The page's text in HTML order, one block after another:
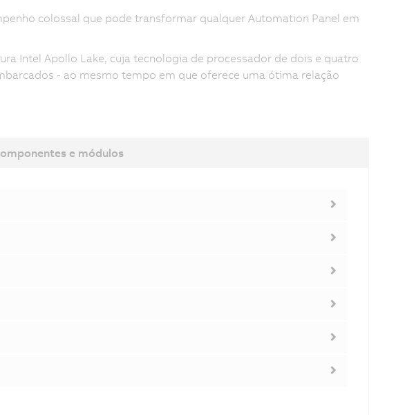
colossal que pode transformar qualquer Automation Panel em
Intel Apollo Lake, cuja tecnologia de processador de dois e quatro
- ao mesmo tempo em que oferece uma ótima relação
e módulos